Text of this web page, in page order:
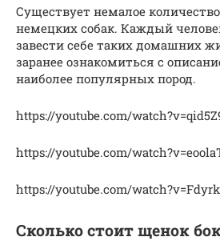
Существует немалое
немецких собак. Каждый
завести себе таких домашних
заранее ознакомиться с
наиболее популярных пород.
https://youtube.com/
https://youtube.com/
https://youtube.com/
Сколько стоит щенок